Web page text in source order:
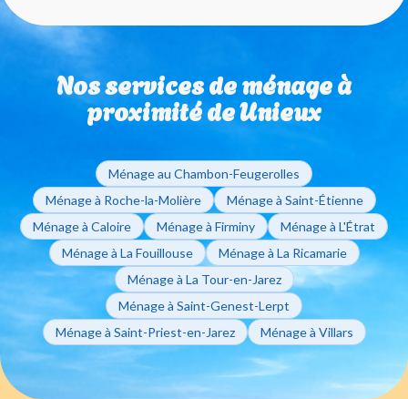
utiliser vos Chèques Emploi Service Universels (CESU)
pour régler vos factures de ménage à domicile.
sans engagement de durée. Que vous ayez besoin
d'un ménage ponctuel ou régulier, vous restez libre de
modifier ou d'arrêter vos interventions sur simple
appel à votre agence de Saint-Étienne.
Nos services de ménage à
proximité de Unieux
Ménage au Chambon-Feugerolles
Ménage à Roche-la-Molière
Ménage à Saint-Étienne
Ménage à Caloire
Ménage à Firminy
Ménage à L'Étrat
Ménage à La Fouillouse
Ménage à La Ricamarie
Ménage à La Tour-en-Jarez
Ménage à Saint-Genest-Lerpt
Ménage à Saint-Priest-en-Jarez
Ménage à Villars